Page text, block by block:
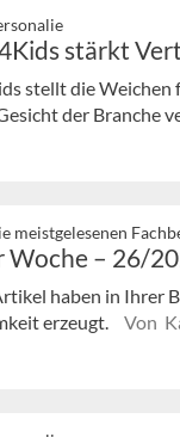
stärkt
stellt die
der Branche
meistgelesenen
Woche – 26/
haben in Ihrer
erzeugt.
Von